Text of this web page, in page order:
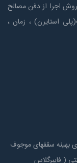
اجرا از دفن مصالح
استايرن) ، زمان ،
بهینه سقفهای موجوف
( فایبرگلاس